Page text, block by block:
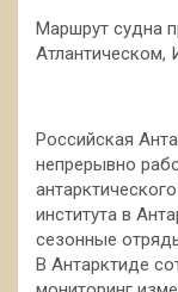
Маршрут судна
Российская
непрерывно
института в
сезонные
В Антарктиде